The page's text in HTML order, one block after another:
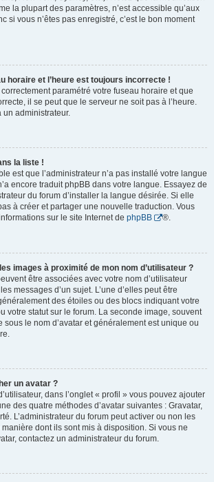
la plupart des paramètres, n’est accessible qu’aux
si vous n’êtes pas enregistré, c’est le bon moment
horaire et l’heure est toujours incorrecte !
paramétré votre fuseau horaire et que
il se peut que le serveur ne soit pas à l’heure.
administrateur.
la liste !
est que l’administrateur n’a pas installé votre langue
encore traduit phpBB dans votre langue. Essayez de
du forum d’installer la langue désirée. Si elle
à créer et partager une nouvelle traduction. Vous
sur le site Internet de phpBB ®.
images à proximité de mon nom d’utilisateur ?
être associées avec votre nom d’utilisateur
messages d’un sujet. L’une d’elles peut être
des étoiles ou des blocs indiquant votre
votre statut sur le forum. La seconde image, souvent
sous le nom d’avatar et généralement est unique ou
un avatar ?
dans l’onglet « profil » vous pouvez ajouter
des quatre méthodes d’avatar suivantes : Gravatar,
L’administrateur du forum peut activer ou non les
dont ils sont mis à disposition. Si vous ne
contactez un administrateur du forum.